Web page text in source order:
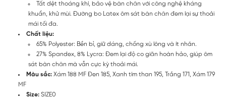
Tất dệt thoáng khí, bảo vệ bàn chân với công nghệ kháng
khuẩn, khử mùi. Đường bo Latex ôm sát bàn chân đem lại sự thoải
mái tối đa.
Chất liệu:
65% Polyester: Bền bỉ, giữ dáng, chống xù lông và ít nhăn.
27% Spandex, 8% Lycra: Đem lại độ co giãn hoàn hảo, giúp ôm
sát bàn chân mà vẫn cực kỳ thoải mái.
Màu sắc: Xám 188 MF Đen 185, Xanh tím than 195, Trắng 171, Xám 179
MF
Size: SIZE0